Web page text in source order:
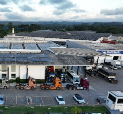
econômica
do sistema bancário, alta
conflitos armados
pelo metal aumenta
entre a capacidade
podendo gerar o que
A tentativa vendas e
de origens duvidosas.